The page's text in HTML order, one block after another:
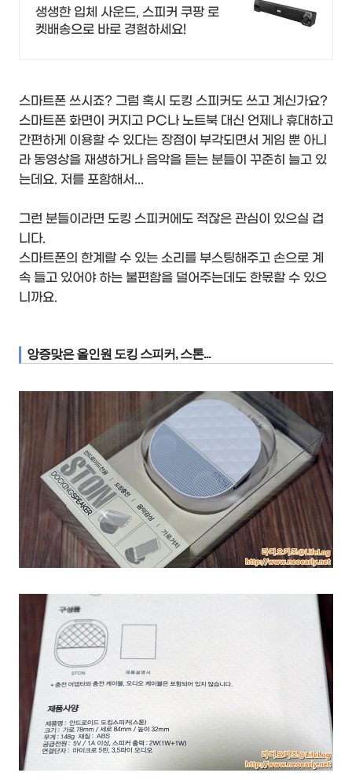
배송
생생한 입체 사운드, 스피커 쿠팡 로
켓배송으로 바로 경험하세요!
스마트폰 쓰시죠? 그럼 혹시 도킹 스피커도 쓰고 계신가요?
스마트폰 화면이 커지고 PC나 노트북 대신 언제나 휴대하고
간편하게 이용할 수 있다는 장점이 부각되면서 게임 뿐 아니
라 동영상을 재생하거나 음악을 듣는 분들이 꾸준히 늘고 있
는데요. 저를 포함해서...
그런 분들이라면 도킹 스피커에도 적잖은 관심이 있으실 겁
니다.
스마트폰의 한계랄 수 있는 소리를 부스팅해주고 손으로 계
속 들고 있어야 하는 불편함을 덜어주는데도 한몫할 수 있으
니까요.
앙증맞은 올인원 도킹 스피커, 스톤...